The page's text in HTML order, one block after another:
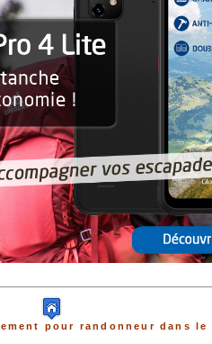
pour randonneur dans le